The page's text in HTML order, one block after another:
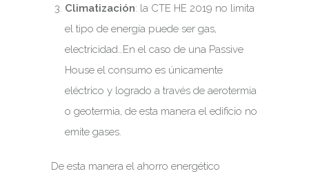
Climatización: la CTE HE 2019 no limita
el tipo de energía puede ser gas,
electricidad…En el caso de una Passive
House el consumo es únicamente
eléctrico y logrado a través de aerotermia
o geotermia, de esta manera el edificio no
emite gases.
De esta manera el ahorro energético